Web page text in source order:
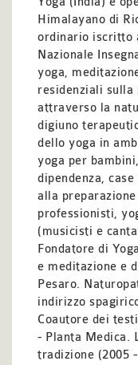
Himalayano di
ordinario iscritto
Nazionale
yoga,
residenziali sulla
attraverso la
digiuno
dello yoga in
yoga per
dipendenza,
alla
professionisti,
(musicisti e
Fondatore di
e meditazione e
Pesaro.
indirizzo
Coautore dei
- Planta Medica.
tradizione (2005